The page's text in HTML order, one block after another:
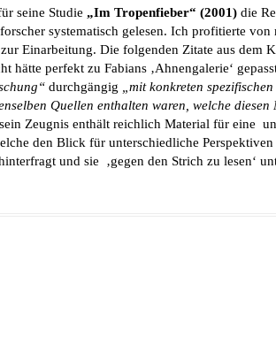
seine Studie „Im Tropenfieber“ (2001) die
systematisch gelesen. Ich profitierte von
Einarbeitung. Die folgenden Zitate aus dem
hätte perfekt zu Fabians ‚Ahnengalerie‘
durchgängig „mit konkreten
Quellen enthalten waren, welche
Zeugnis enthält reichlich Material für eine
den Blick für unterschiedliche
und sie ‚gegen den Strich zu lesen‘